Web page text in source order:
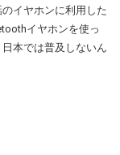
イヤホンに利用した
イヤホンを使っ
本では普及しないん